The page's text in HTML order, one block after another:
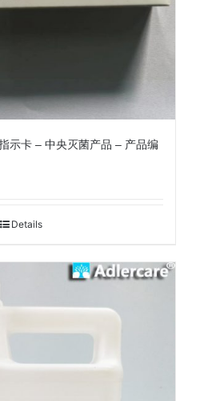
示卡 – 中央灭菌产品 – 产品编
Details